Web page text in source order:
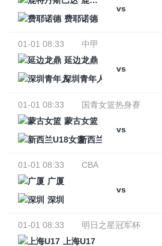
vs
费耶诺德
01-01 08:33
中甲
延边龙鼎
vs
深圳青年人
01-01 08:33
国青女篮热身赛
蒙古女篮
vs
新西兰U18女篮
01-01 08:33
CBA
广厦
vs
深圳
01-01 08:33
明日之星冠军杯
上海U17